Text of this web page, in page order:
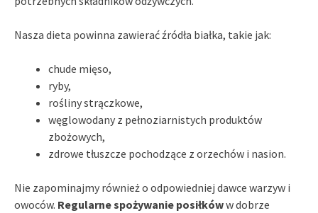
Nasza dieta powinna zawierać źródła białka, takie jak:
chude mięso,
ryby,
rośliny strączkowe,
węglowodany z pełnoziarnistych produktów
zbożowych,
zdrowe tłuszcze pochodzące z orzechów i nasion.
Nie zapominajmy również o odpowiedniej dawce warzyw i
owoców. Regularne spożywanie posiłkóww dobrze